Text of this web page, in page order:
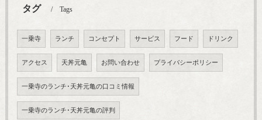
タグ Tags
一乗寺 ランチ コンセプト サービス フード ドリンク
アクセス 天丼元亀 お問い合わせ プライバシーポリシー
一乗寺のランチ･天丼元亀の口コミ情報
一乗寺のランチ･天丼元亀の評判